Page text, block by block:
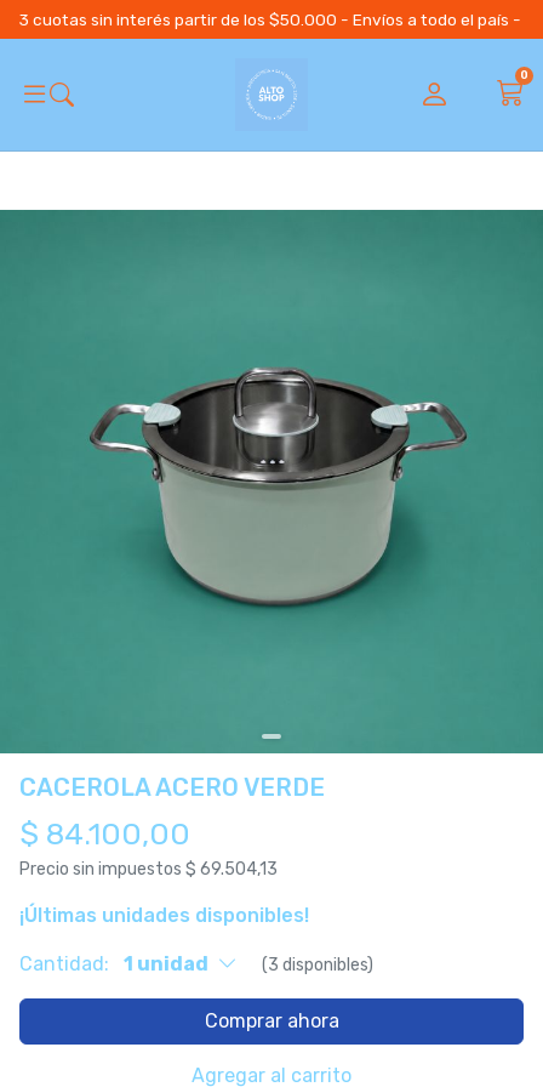
3 cuotas sin interés partir de los $50.000 - Envíos a todo el país -
0
CACEROLA ACERO VERDE
$ 84.100,00
Precio sin impuestos $ 69.504,13
¡Últimas unidades disponibles!
Cantidad: 1 unidad (3 disponibles)
Comprar ahora
Agregar al carrito